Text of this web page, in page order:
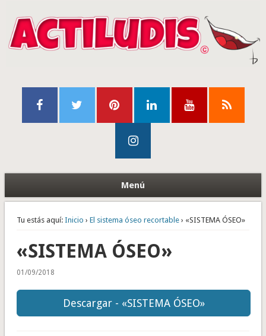
Menú
Tu estás aquí: Inicio › El sistema óseo recortable› «SISTEMA ÓSEO»
«SISTEMA ÓSEO»
01/09/2018
Descargar - «SISTEMA ÓSEO»